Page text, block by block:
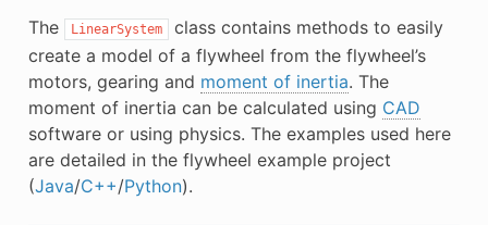
The LinearSystem
class contains methods to easily
create a model of a flywheel from the flywheel’s
motors, gearing and moment of inertia. The
moment of inertia can be calculated using CAD
software or using physics. The examples used here
are detailed in the flywheel example project
(Java/C++/Python).